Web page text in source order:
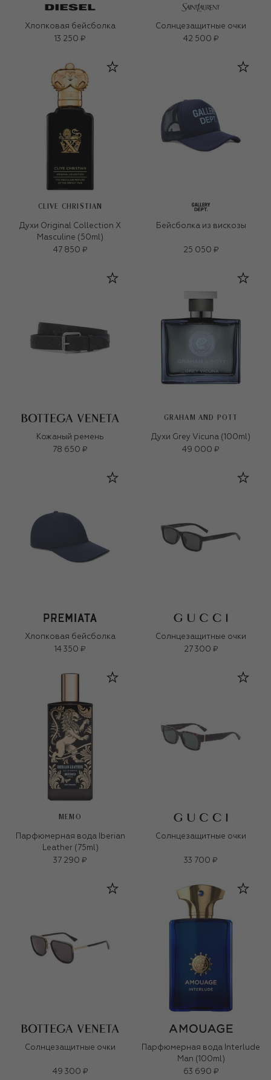
Хлопковая бейсболка
13 250 ₽
Солнцезащитные очки
42 500 ₽
CLIVE CHRISTIAN
Духи Original Collection X
Masculine (50ml)
47 850 ₽
Бейсболка из вискозы
25 050 ₽
Кожаный ремень
78 650 ₽
GRAHAM AND POTT
Духи Grey Vicuna (100ml)
49 000 ₽
Хлопковая бейсболка
14 350 ₽
Солнцезащитные очки
27 300 ₽
MEMO
Парфюмерная вода Iberian
Leather (75ml)
37 290 ₽
Солнцезащитные очки
33 700 ₽
Солнцезащитные очки
49 300 ₽
Парфюмерная вода Interlude
Man (100ml)
63 690 ₽